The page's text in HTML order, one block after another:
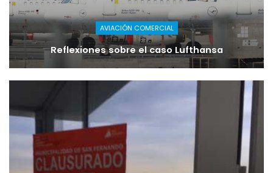
AVIACIÓN COMERCIAL
Reflexiones sobre el caso Lufthansa